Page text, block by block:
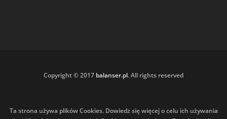
Copyright © 2017 balanser.pl. All rights reserved
Ta strona używa plików Cookies. Dowiedz się więcej o celu ich używania